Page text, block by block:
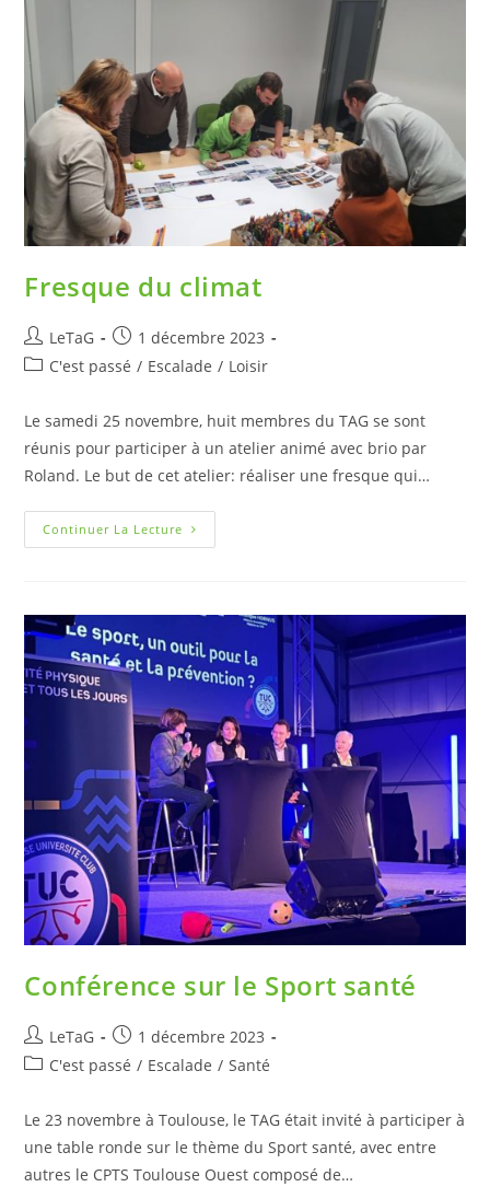
Fresque du climat
LeTaG
1 décembre 2023
C'est passé / Escalade / Loisir
Le samedi 25 novembre, huit membres du TAG se sont
réunis pour participer à un atelier animé avec brio par
Roland. Le but de cet atelier: réaliser une fresque qui…
Continuer La Lecture
Conférence sur le Sport santé
LeTaG
1 décembre 2023
C'est passé / Escalade / Santé
Le 23 novembre à Toulouse, le TAG était invité à participer à
une table ronde sur le thème du Sport santé, avec entre
autres le CPTS Toulouse Ouest composé de…